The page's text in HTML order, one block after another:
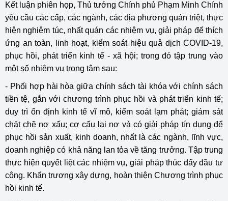
Kết luận phiên họp, Thủ tướng Chính phủ Phạm Minh Chính
yêu cầu các cấp, các ngành, các địa phương quán triệt, thực
hiện nghiêm túc, nhất quán các nhiệm vụ, giải pháp để thích
ứng an toàn, linh hoạt, kiểm soát hiệu quả dịch COVID-19,
phục hồi, phát triển kinh tế - xã hội; trong đó tập trung vào
một số nhiệm vụ trọng tâm sau:
- Phối hợp hài hòa giữa chính sách tài khóa với chính sách
tiền tệ, gắn với chương trình phục hồi và phát triển kinh tế;
duy trì ổn định kinh tế vĩ mô, kiểm soát lạm phát; giám sát
chặt chẽ nợ xấu; cơ cấu lại nợ và có giải pháp tín dụng để
phục hồi sản xuất, kinh doanh, nhất là các ngành, lĩnh vực,
doanh nghiệp có khả năng lan tỏa về tăng trưởng. Tập trung
thực hiện quyết liệt các nhiệm vụ, giải pháp thúc đẩy đầu tư
công. Khẩn trương xây dựng, hoàn thiện Chương trình phục
hồi kinh tế.